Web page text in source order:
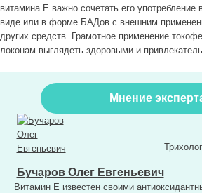
витамина Е важно сочетать его употребление
виде или в форме БАДов с внешним
других средств. Грамотное применение
локонам выглядеть здоровыми и
Мнение
Бучаров Олег Евгеньевич
Витамин Е известен своими